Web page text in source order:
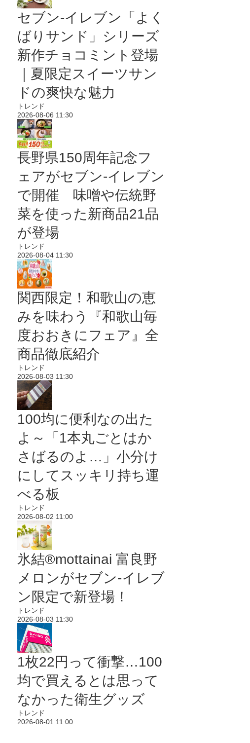
セブン‐イレブン「よく
ばりサンド」シリーズ
新作チョコミント登場
｜夏限定スイーツサン
ドの爽快な魅力
トレンド
2026-08-06 11:30
長野県150周年記念フ
ェアがセブン-イレブン
で開催 味噌や伝統野
菜を使った新商品21品
が登場
トレンド
2026-08-04 11:30
関西限定！和歌山の恵
みを味わう『和歌山毎
度おおきにフェア』全
商品徹底紹介
トレンド
2026-08-03 11:30
100均に便利なの出た
よ～「1本丸ごとはか
さばるのよ…」小分け
にしてスッキリ持ち運
べる板
トレンド
2026-08-02 11:00
氷結®mottainai 富良野
メロンがセブン‐イレブ
ン限定で新登場！
トレンド
2026-08-03 11:30
1枚22円って衝撃…100
均で買えるとは思って
なかった衛生グッズ
トレンド
2026-08-01 11:00